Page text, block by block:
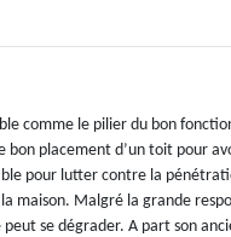
comme le pilier du bon
bon placement d’un toit pour
pour lutter contre la
maison. Malgré la grande
se dégrader. A part son